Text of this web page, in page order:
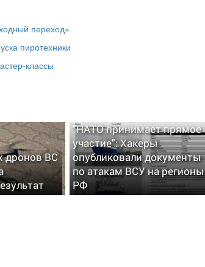
переход»
пиротехники
дронов ВС
"НАТО принимает прямое
участие": Хакеры
опубликовали документы
по атакам ВСУ на регионы
РФ